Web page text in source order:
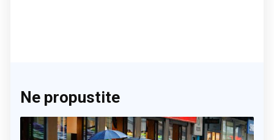
Ne propustite